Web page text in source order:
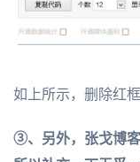
如上所示，删除红
③、另外，张戈博客